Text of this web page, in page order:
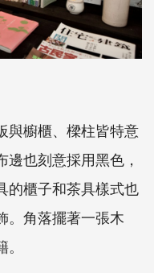
與櫥櫃、樑柱皆特意
也刻意採用黑色，
的櫃子和茶具樣式也
。角落擺著一張木